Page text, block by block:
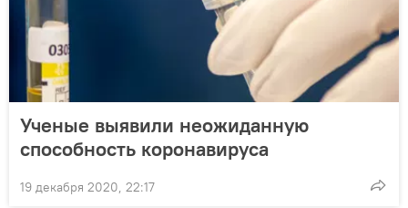
Ученые выявили неожиданную
способность коронавируса
19 декабря 2020, 22:17